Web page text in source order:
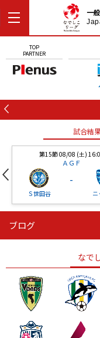
一
TOP
PARTNER
試合結
第15節 08/08 (土)
ＡＧＦ
Ｓ世田谷
-
ニ
ニッパツ
ニッパツ
ブログ
なで